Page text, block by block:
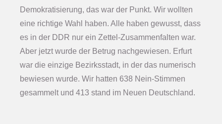
Demokratisierung, das war der Punkt. Wir wollten
eine richtige Wahl haben. Alle haben gewusst, dass
es in der DDR nur ein Zettel-Zusammenfalten war.
Aber jetzt wurde der Betrug nachgewiesen. Erfurt
war die einzige Bezirksstadt, in der das numerisch
bewiesen wurde. Wir hatten 638 Nein-Stimmen
gesammelt und 413 stand im Neuen Deutschland.